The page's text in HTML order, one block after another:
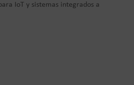
IoT y sistemas integrados a